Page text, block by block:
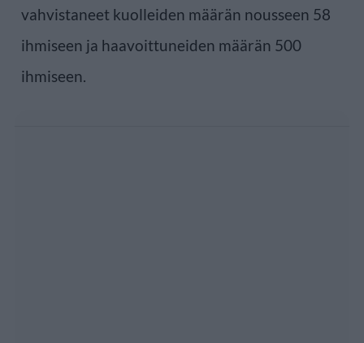
vahvistaneet kuolleiden määrän nousseen 58
ihmiseen ja haavoittuneiden määrän 500
ihmiseen.